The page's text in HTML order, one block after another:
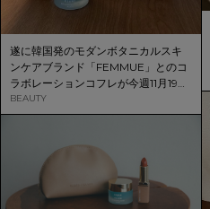
遂に韓国発のモダンボタニカルスキ
ンケアブランド「FEMMUE」とのコ
ラボレーションコフレが今週11月19日
（金）より発売スタート！
BEAUTY